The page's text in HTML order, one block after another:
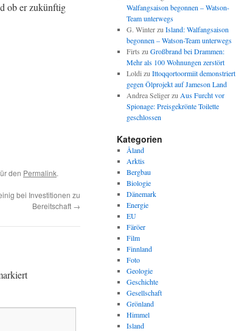
ob er zukünftig
den Permalink.
bei Investitionen zu
Bereitschaft →
Walfangsaison begonnen – Watson-
Team unterwegs
G. Winterzu Island: Walfangsaison
begonnen – Watson-Team unterwegs
Firts zu Großbrand bei Drammen:
Mehr als 100 Wohnungen zerstört
Loldi zu Ittoqqortoormiit demonstriert
gegen Ölprojekt auf Jameson Land
Andrea Seligerzu Aus Furcht vor
Spionage: Preisgekrönte Toilette
geschlossen
Kategorien
Åland
Arktis
Bergbau
Biologie
Dänemark
Energie
EU
Färöer
Film
Finnland
Foto
Geologie
Geschichte
Gesellschaft
Grönland
Himmel
Island